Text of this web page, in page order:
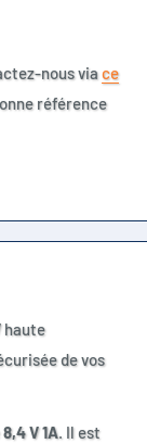
nous viace
référence
haute
de vos
8,4 V 1A. Il est